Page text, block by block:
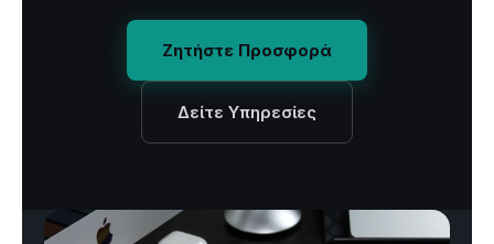
Ζητήστε Προσφορά
Δείτε Υπηρεσίες